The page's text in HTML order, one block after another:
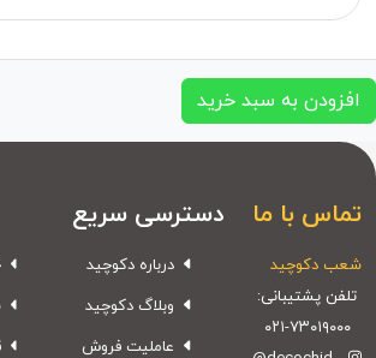
افزودن به سبد خرید
تماس با ما
شعب دکوچید
تلفن پشتیبانی:
۰۲۱-۷۳۰۱۹۰۰۰
دسترسی سریع
درباره دکوچید
وبلاگ دکوچید
عاملیت فروش